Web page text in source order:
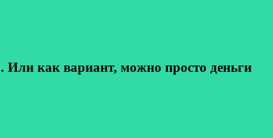
как вариант, можно просто деньги